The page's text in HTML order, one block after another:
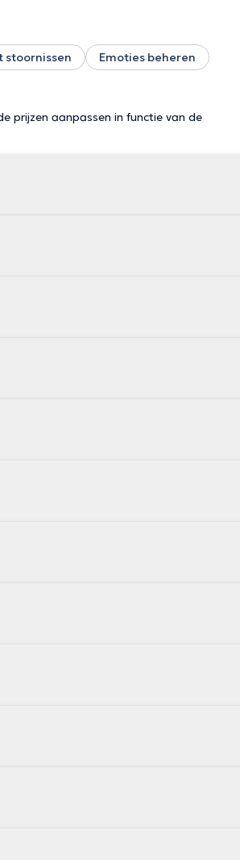
stoornissen Emoties beheren
prijzen aanpassen in functie van de